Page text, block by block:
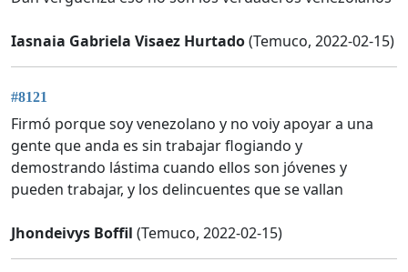
Iasnaia Gabriela Visaez Hurtado(Temuco, 2022-02-15)
#8121
Firmó porque soy venezolano y no voiy apoyar a una
gente que anda es sin trabajar flogiando y
demostrando lástima cuando ellos son jóvenes y
pueden trabajar, y los delincuentes que se vallan
Jhondeivys Boffil (Temuco, 2022-02-15)